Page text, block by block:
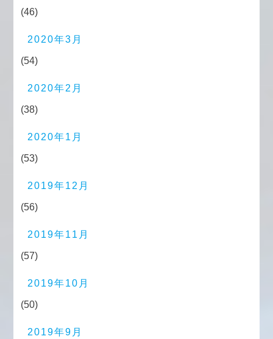
(46)
2020年3月
(54)
2020年2月
(38)
2020年1月
(53)
2019年12月
(56)
2019年11月
(57)
2019年10月
(50)
2019年9月